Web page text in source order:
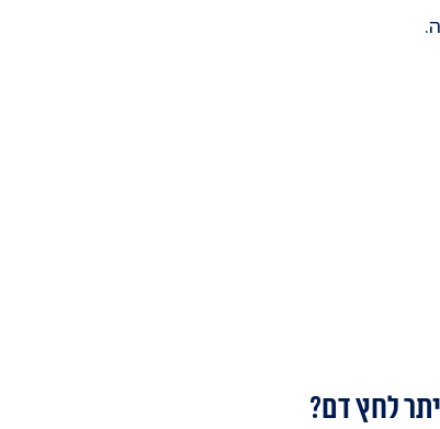
לחץ דם?